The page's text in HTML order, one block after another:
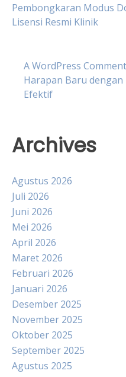
Pembongkaran Modus
Lisensi Resmi Klinik
A WordPress
Harapan Baru
Efektif
Archives
Agustus 2026
Juli 2026
Juni 2026
Mei 2026
April 2026
Maret 2026
Februari 2026
Januari 2026
Desember 2025
November 2025
Oktober 2025
September 2025
Agustus 2025